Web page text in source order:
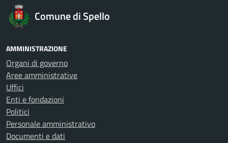
Comune di Spello
AMMINISTRAZIONE
Organi di governo
Aree amministrative
Uffici
Enti e fondazioni
Politici
Personale amministrativo
Documenti e dati